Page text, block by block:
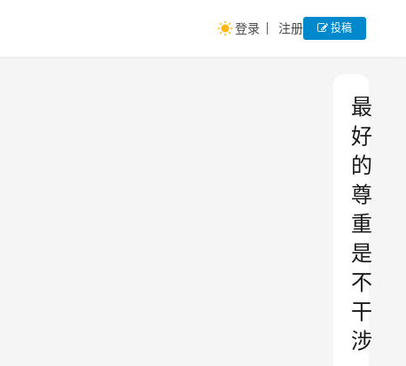
登录 注册 投稿
最
好
的
尊
重
是
不
干
涉